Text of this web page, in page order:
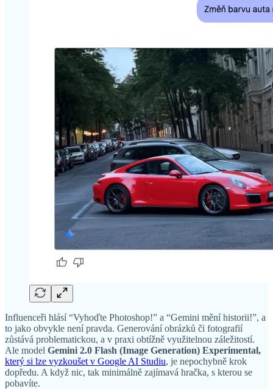
Influenceři hlásí “Vyhoďte Photoshop!” a “Gemini mění historii!”, a
to jako obvykle není pravda. Generování obrázků či fotografií
zůstává problematickou, a v praxi obtížně využitelnou záležitostí.
Ale model Gemini 2.0 Flash (Image Generation) Experimental,
který si lze vyzkoušet v Google AI Studiu, je nepochybně krok
dopředu. A když nic, tak minimálně zajímavá hračka, s kterou se
pobavíte.